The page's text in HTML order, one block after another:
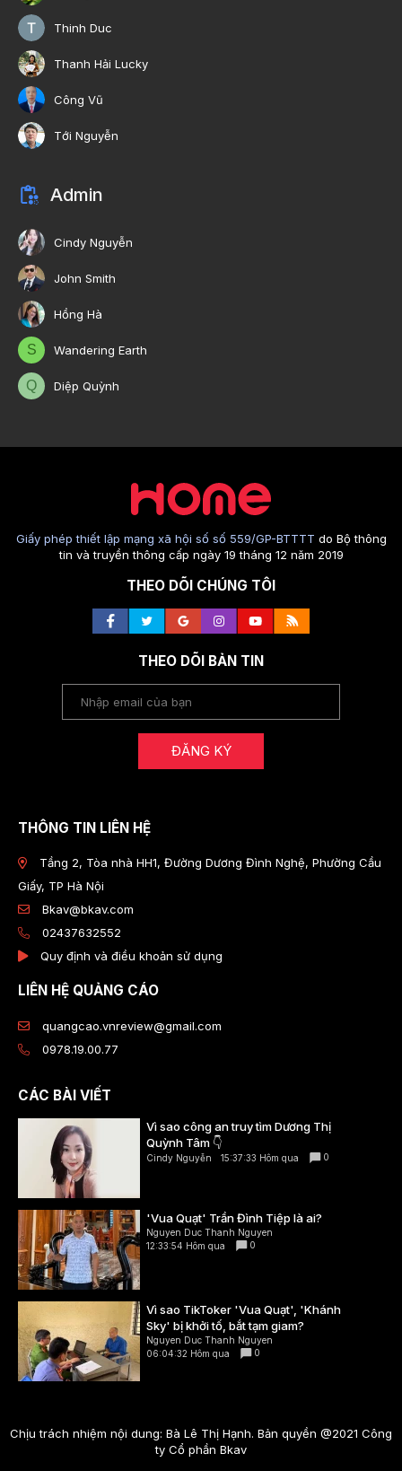
Thinh Duc
Thanh Hải Lucky
Công Vũ
Tới Nguyễn
Admin
Cindy Nguyễn
John Smith
Hồng Hà
S Wandering Earth
Q Diệp Quỳnh
Giấy phép thiết lập mạng xã hội số số 559/GP-BTTTT do Bộ thông
tin và truyền thông cấp ngày 19 tháng 12 năm 2019
THEO DÕI CHÚNG TÔI
THEO DÕI BẢN TIN
ĐĂNG KÝ
THÔNG TIN LIÊN HỆ
Tầng 2, Tòa nhà HH1, Đường Dương Đình Nghệ, Phường Cầu
Giấy, TP Hà Nội
Bkav@bkav.com
02437632552
Quy định và điều khoản sử dụng
LIÊN HỆ QUẢNG CÁO
quangcao.vnreview@gmail.com
0978.19.00.77
CÁC BÀI VIẾT
Vì sao công an truy tìm Dương Thị
Quỳnh Tâm 👇
Cindy Nguyễn 15:37:33 Hôm qua 0
'Vua Quạt' Trần Đình Tiệp là ai?
Nguyen Duc Thanh Nguyen
12:33:54 Hôm qua
0
Vì sao TikToker 'Vua Quạt', 'Khánh
Sky' bị khởi tố, bắt tạm giam?
Nguyen Duc Thanh Nguyen
06:04:32 Hôm qua
0
Chịu trách nhiệm nội dung: Bà Lê Thị Hạnh. Bản quyền @2021 Công
ty Cổ phần Bkav